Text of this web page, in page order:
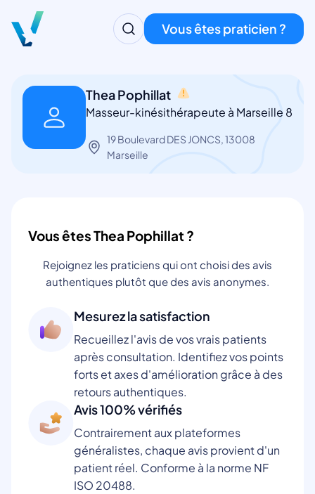
Vous êtes praticien ?
Thea Pophillat
Masseur-kinésithérapeute à Marseille 8
19 Boulevard DES JONCS, 13008
Marseille
Vous êtes Thea Pophillat ?
Rejoignez les praticiens qui ont choisi des avis
authentiques plutôt que des avis anonymes.
Mesurez la satisfaction
Recueillez l'avis de vos vrais patients
après consultation. Identifiez vos points
forts et axes d'amélioration grâce à des
retours authentiques.
Avis 100% vérifiés
Contrairement aux plateformes
généralistes, chaque avis provient d'un
patient réel. Conforme à la norme NF
ISO 20488.